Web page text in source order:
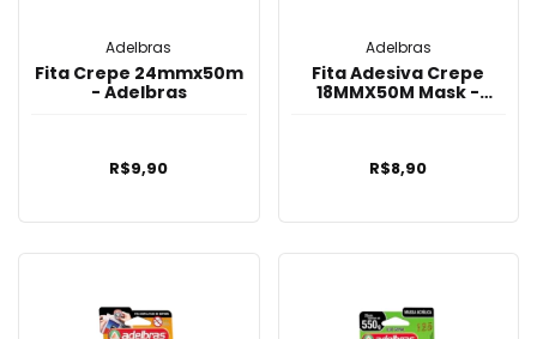
Adelbras
Fita Crepe 24mmx50m
- Adelbras
R$9,90
Adelbras
Fita Adesiva Crepe
18MMX50M Mask -
R$8,90